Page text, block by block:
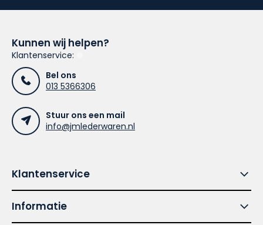
Kunnen wij helpen?
Klantenservice:
Bel ons
013 5366306
Stuur ons een mail
info@jmlederwaren.nl
Klantenservice
Informatie